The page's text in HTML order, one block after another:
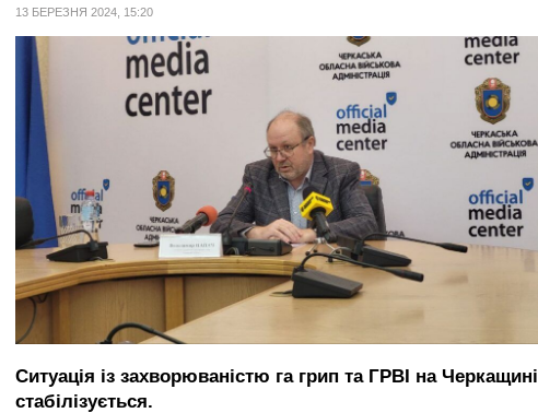
13 БЕРЕЗНЯ 2024, 15:20
Ситуація із захворюваністю га грип та ГРВІ на Черкащині
стабілізується.